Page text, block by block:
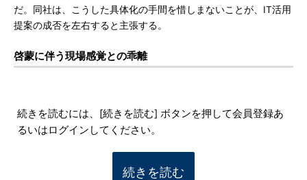
だ。同社は、こうした具体化の手間を惜しまないことが、IT活用
提案の成否を左右すると主張する。
啓蒙に伴う現場感覚との乖離
続きを読むには、[続きを読む] ボタンを押して会員登録あ
るいはログインしてください。
続きを読む